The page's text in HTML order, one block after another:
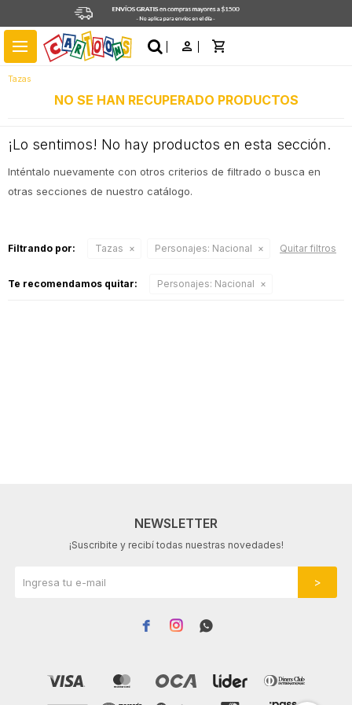
menu
Tazas
NO SE HAN RECUPERADO PRODUCTOS
¡Lo sentimos! No hay productos en esta sección.
Inténtalo nuevamente con otros criterios de filtrado o busca en
otras secciones de nuestro catálogo.
Filtrando por: Tazas Personajes: Nacional Quitar filtros
Te recomendamos quitar: Personajes: Nacional
NEWSLETTER
¡Suscribite y recibí todas nuestras novedades!
  
close